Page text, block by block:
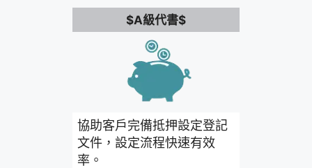
$A級代書$
協助客戶完備抵押設定登記
文件，設定流程快速有效
率。